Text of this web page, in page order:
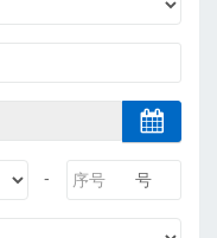
- 号